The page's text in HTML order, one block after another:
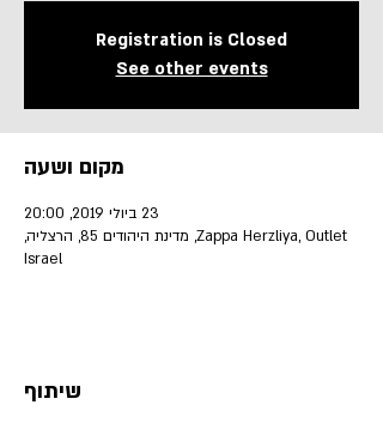
Registration is Closed
See other events
מקום ושעה
23 ביולי 2019, 20:00
Zappa Herzliya, Outlet, מדינת היהודים 85, הרצליה,
Israel
שיתוף